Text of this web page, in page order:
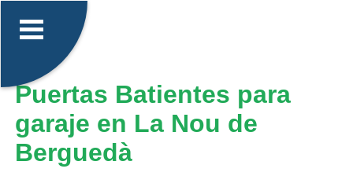
Puertas Batientes para
garaje en La Nou de
Berguedà